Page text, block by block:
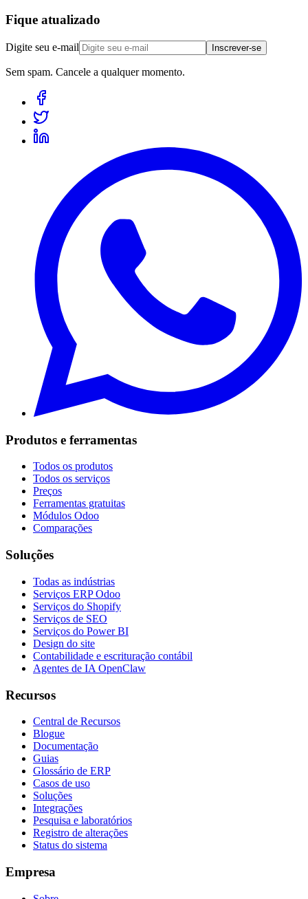
Fique atualizado
Digite seu e-mail Inscrever-se
Sem spam. Cancele a qualquer momento.
Produtos e ferramentas
Todos os produtos
Todos os serviços
Preços
Ferramentas gratuitas
Módulos Odoo
Comparações
Soluções
Todas as indústrias
Serviços ERP Odoo
Serviços do Shopify
Serviços de SEO
Serviços do Power BI
Design do site
Contabilidade e escrituração contábil
Agentes de IA OpenClaw
Recursos
Central de Recursos
Blogue
Documentação
Guias
Glossário de ERP
Casos de uso
Soluções
Integrações
Pesquisa e laboratórios
Registro de alterações
Status do sistema
Empresa